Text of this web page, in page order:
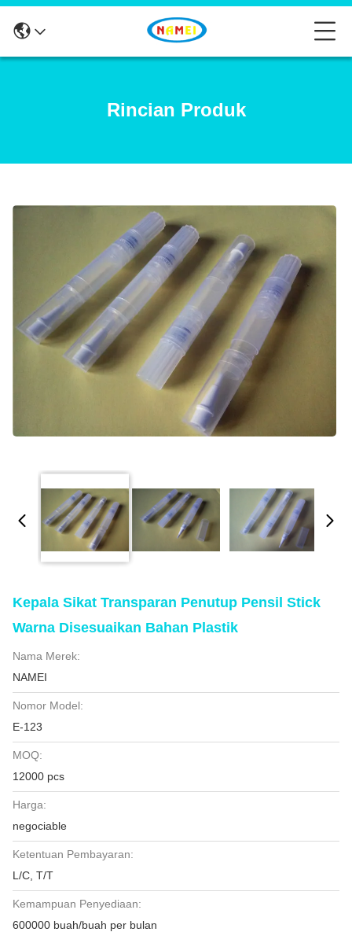
Rincian Produk
Kepala Sikat Transparan Penutup Pensil Stick
Warna Disesuaikan Bahan Plastik
Nama Merek:
NAMEI
Nomor Model:
E-123
MOQ:
12000 pcs
Harga:
negociable
Ketentuan Pembayaran:
L/C, T/T
Kemampuan Penyediaan:
600000 buah/buah per bulan